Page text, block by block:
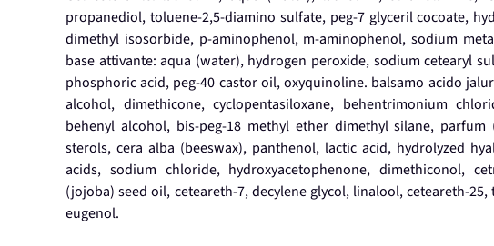
propanediol, toluene-2,5-diamino sulfate, peg-7 glyceril cocoate,
dimethyl isosorbide, p-aminophenol, m-aminophenol, sodium
base attivante: aqua (water), hydrogen peroxide, sodium cetearyl
phosphoric acid, peg-40 castor oil, oxyquinoline. balsamo acido
alcohol, dimethicone, cyclopentasiloxane, behentrimonium
behenyl alcohol, bis-peg-18 methyl ether dimethyl silane, parfum
sterols, cera alba (beeswax), panthenol, lactic acid, hydrolyzed
acids, sodium chloride, hydroxyacetophenone, dimethiconol,
(jojoba) seed oil, ceteareth-7, decylene glycol, linalool, ceteareth-
eugenol.